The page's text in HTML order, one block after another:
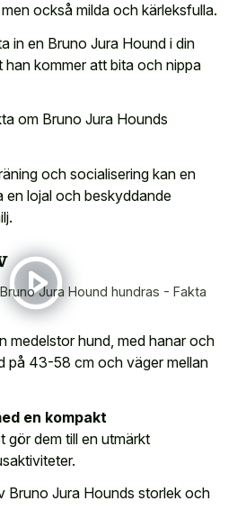
också milda och kärleksfulla.
in en Bruno Jura Hound i din
han kommer att bita och nippa
om Bruno Jura Hounds
och socialisering kan en
en lojal och beskyddande
Bruno Jura Hound hundras - Fakta
medelstor hund, med hanar och
på 43-58 cm och väger mellan
en kompakt
gör dem till en utmärkt
Bruno Jura Hounds storlek och